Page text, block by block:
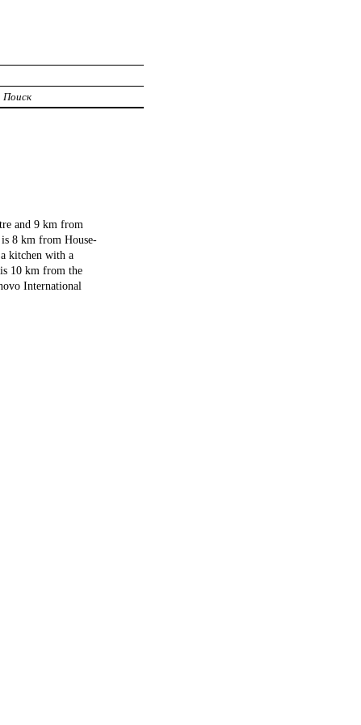
Поиск
and 9 km from
is 8 km from House-
kitchen with a
10 km from the
International